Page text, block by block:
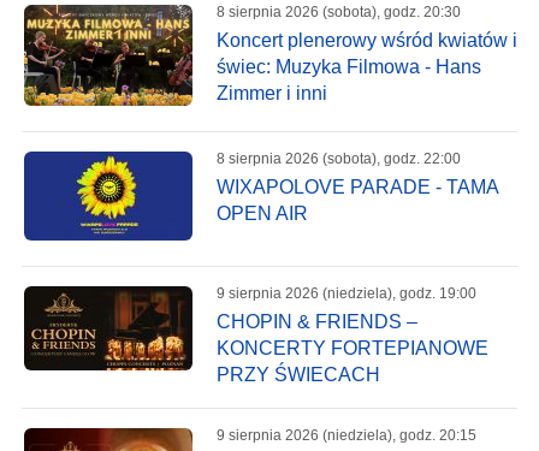
8 sierpnia 2026 (sobota), godz. 20:30
Koncert plenerowy wśród kwiatów i
świec: Muzyka Filmowa - Hans
Zimmer i inni
8 sierpnia 2026 (sobota), godz. 22:00
WIXAPOLOVE PARADE - TAMA
OPEN AIR
9 sierpnia 2026 (niedziela), godz. 19:00
CHOPIN & FRIENDS –
KONCERTY FORTEPIANOWE
PRZY ŚWIECACH
9 sierpnia 2026 (niedziela), godz. 20:15